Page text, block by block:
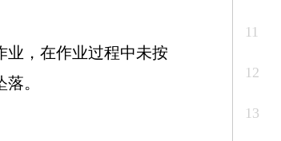
业，在作业过程中未按
。
11
12
13